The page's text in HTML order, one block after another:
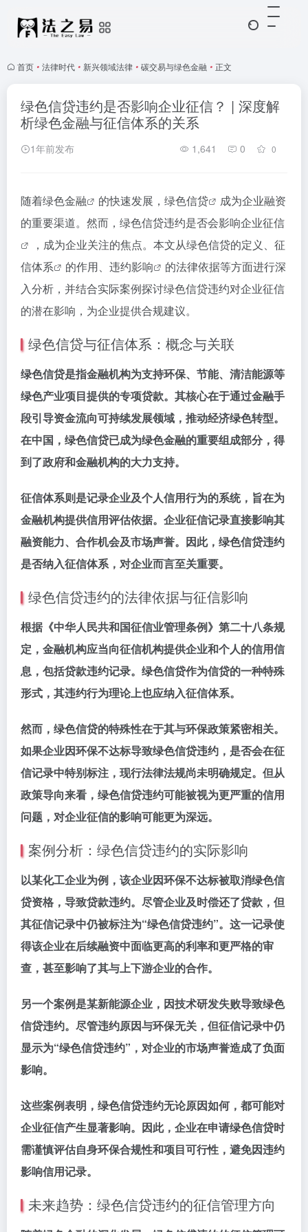
首页 • 法律时代 • 新兴领域法律 • 碳交易与绿色金融 • 正文
绿色信贷违约是否影响企业征信？ | 深度解
析绿色金融与征信体系的关系
1年前发布 1,641 0 0
随着绿色金融 的快速发展， 绿色信贷
成为企业融资
的重要渠道。然而，绿色信贷违约是否会影响企业征信
，成为企业关注的焦点。本文从绿色信贷的定义、 征
信体系
的作用、 违约影响
的法律依据等方面进行深
入分析，并结合实际案例探讨绿色信贷违约对企业征信
的潜在影响，为企业提供合规建议。
绿色信贷与征信体系：概念与关联
绿色信贷是指金融机构为支持环保、节能、清洁能源等
绿色产业项目提供的专项贷款。其核心在于通过金融手
段引导资金流向可持续发展领域，推动经济绿色转型。
在中国，绿色信贷已成为绿色金融的重要组成部分，得
到了政府和金融机构的大力支持。
征信体系则是记录企业及个人信用行为的系统，旨在为
金融机构提供信用评估依据。企业征信记录直接影响其
融资能力、合作机会及市场声誉。因此，绿色信贷违约
是否纳入征信体系，对企业而言至关重要。
绿色信贷违约的法律依据与征信影响
根据《中华人民共和国征信业管理条例》第二十八条规
定，金融机构应当向征信机构提供企业和个人的信用信
息，包括贷款违约记录。绿色信贷作为信贷的一种特殊
形式，其违约行为理论上也应纳入征信体系。
然而，绿色信贷的特殊性在于其与环保政策紧密相关。
如果企业因环保不达标导致绿色信贷违约，是否会在征
信记录中特别标注，现行法律法规尚未明确规定。但从
政策导向来看，绿色信贷违约可能被视为更严重的信用
问题，对企业征信的影响可能更为深远。
案例分析：绿色信贷违约的实际影响
以某化工企业为例，该企业因环保不达标被取消绿色信
贷资格，导致贷款违约。尽管企业及时偿还了贷款，但
其征信记录中仍被标注为“绿色信贷违约”。这一记录使
得该企业在后续融资中面临更高的利率和更严格的审
查，甚至影响了其与上下游企业的合作。
另一个案例是某新能源企业，因技术研发失败导致绿色
信贷违约。尽管违约原因与环保无关，但征信记录中仍
显示为“绿色信贷违约”，对企业的市场声誉造成了负面
影响。
这些案例表明，绿色信贷违约无论原因如何，都可能对
企业征信产生显著影响。因此，企业在申请绿色信贷时
需谨慎评估自身环保合规性和项目可行性，避免因违约
影响信用记录。
未来趋势：绿色信贷违约的征信管理方向